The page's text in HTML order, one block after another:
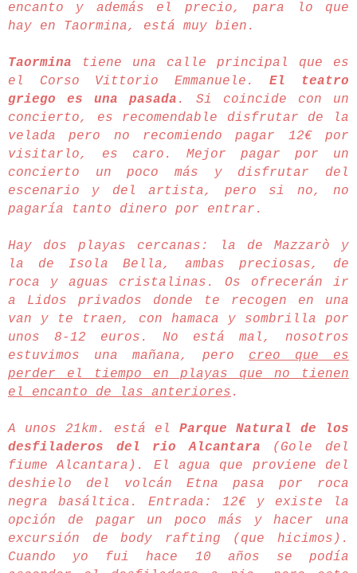
encanto y además el precio, para lo que
hay en Taormina, está muy bien.
Taormina tiene una calle principal que es
el Corso Vittorio Emmanuele.El teatro
griego es una pasada . Si coincide con un
concierto, es recomendable disfrutar de la
velada pero no recomiendo pagar 12€ por
visitarlo, es caro. Mejor pagar por un
concierto un poco más y disfrutar del
escenario y del artista, pero si no, no
pagaría tanto dinero por entrar.
Hay dos playas cercanas: la de Mazzarò y
la de Isola Bella, ambas preciosas, de
roca y aguas cristalinas. Os ofrecerán ir
a Lidos privados donde te recogen en una
van y te traen, con hamaca y sombrilla por
unos 8-12 euros. No está mal, nosotros
estuvimos una mañana, pero creo que es
perder el tiempo en playas que no tienen
el encanto de las anteriores .
A unos 21km. está el Parque Natural de los
desfiladeros del rio Alcantara (Gole del
fiume Alcantara). El agua que proviene del
deshielo del volcán Etna pasa por roca
negra basáltica. Entrada: 12€ y existe la
opción de pagar un poco más y hacer una
excursión de body rafting (que hicimos).
Cuando yo fui hace 10 años se podía